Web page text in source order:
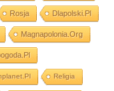
Rosja Dlapolski.pl
Magnapolonia.org
Religia